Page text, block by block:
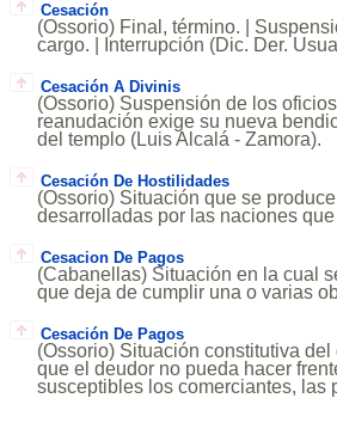
Cesación
(Ossorio) Final, término. |
cargo. | Interrupción (Dic. Der.
Cesación A Divinis
(Ossorio) Suspensión de los
reanudación exige su nueva
del templo (Luis Alcalá - Zamora).
Cesación De Hostilidades
(Ossorio) Situación que se
desarrolladas por las naciones
Cesacion De Pagos
(Cabanellas) Situación en la cual
que deja de cumplir una o varias
Cesación De Pagos
(Ossorio) Situación constitutiva
que el deudor no pueda hacer
susceptibles los comerciantes, las